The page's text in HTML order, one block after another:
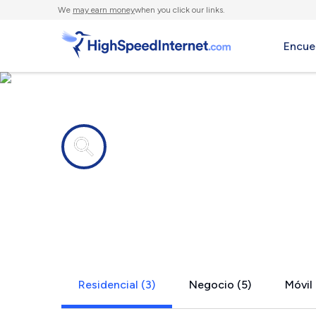
We may earn moneywhen you click our links.
Residencial (3) Negocio (5) Móvil